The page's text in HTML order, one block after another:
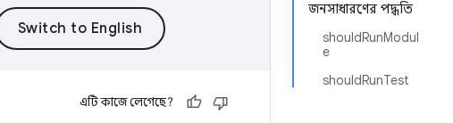
জনসাধারণের পদ্ধতি
shouldRunModul
e
shouldRunTest
এটি কাজে লেগেছে?